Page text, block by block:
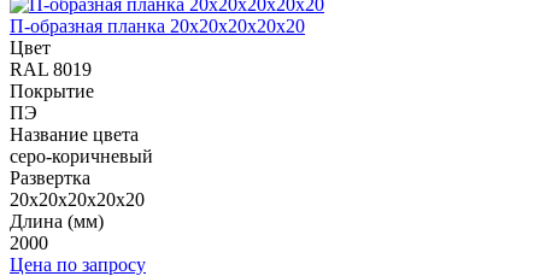
П-образная планка 20х20х20х20х20
Цвет
RAL 8019
Покрытие
ПЭ
Название цвета
серо-коричневый
Развертка
20х20х20х20х20
Длина (мм)
2000
Цена по запросу